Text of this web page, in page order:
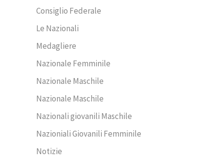
Consiglio Federale
Le Nazionali
Medagliere
Nazionale Femminile
Nazionale Maschile
Nazionale Maschile
Nazionali giovanili Maschile
Nazioniali Giovanili Femminile
Notizie